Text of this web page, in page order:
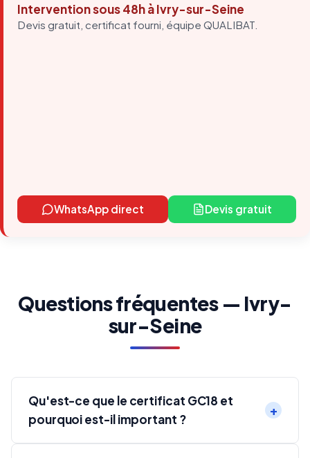
Intervention sous 48h à Ivry-sur-Seine
Devis gratuit, certificat fourni, équipe QUALIBAT.
WhatsApp direct Devis gratuit
Questions fréquentes — Ivry-
sur-Seine
Qu'est-ce que le certificat GC18 et
pourquoi est-il important ?